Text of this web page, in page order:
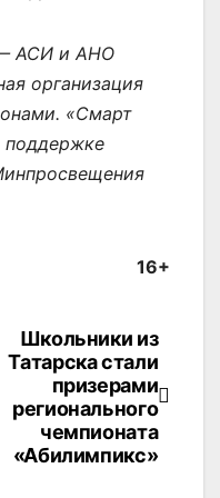
— АСИ и АНО
организация
«Смарт
поддержке
16+
Школьники из
Татарска стали
призерами
регионального
чемпионата
«Абилимпикс»